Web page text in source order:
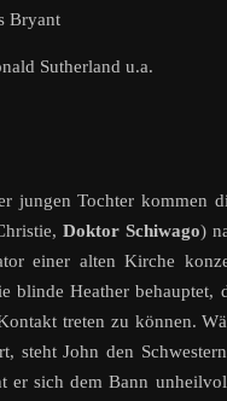
Bryant
Sutherland u.a.
jungen Tochter kommen
Doktor Schiwago)
einer alten Kirche
blinde Heather
treten zu können.
steht John den
er sich dem Bann